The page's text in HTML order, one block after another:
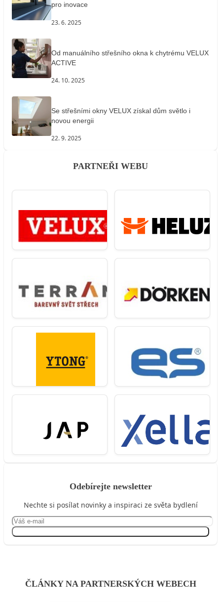
pro inovace
23. 6. 2025
Od manuálního střešního okna k chytrému VELUX
ACTIVE
24. 10. 2025
Se střešními okny VELUX získal dům světlo i
novou energii
22. 9. 2025
PARTNEŘI WEBU
Odebírejte newsletter
Nechte si posílat novinky a inspiraci ze světa bydlení
ČLÁNKY NA PARTNERSKÝCH WEBECH